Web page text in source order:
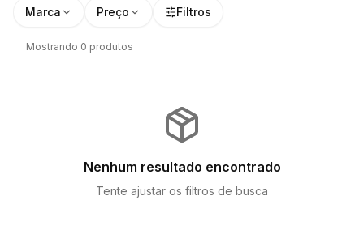
Marca Preço Filtros
Mostrando 0 produtos
Nenhum resultado encontrado
Tente ajustar os filtros de busca